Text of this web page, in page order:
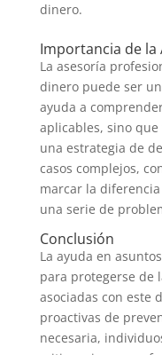
dinero.
Importancia de la
La asesoría
dinero puede ser
ayuda a
aplicables, sino
una estrategia de
casos complejos,
marcar la
una serie de
Conclusión
La ayuda en
para protegerse de
asociadas con este
proactivas de
necesaria,